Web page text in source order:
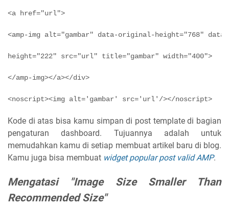
<a href="url">
<amp-img alt="gambar" data-original-height="768"
height="222" src="url" title="gambar" width="400">
</amp-img></a></div>
Kode di atas bisa kamu simpan di post template di bagian
pengaturan dashboard. Tujuannya adalah untuk
memudahkan kamu di setiap membuat artikel baru di blog.
Kamu juga bisa membuat widget popular post valid AMP.
Mengatasi "Image Size Smaller Than
Recommended Size"